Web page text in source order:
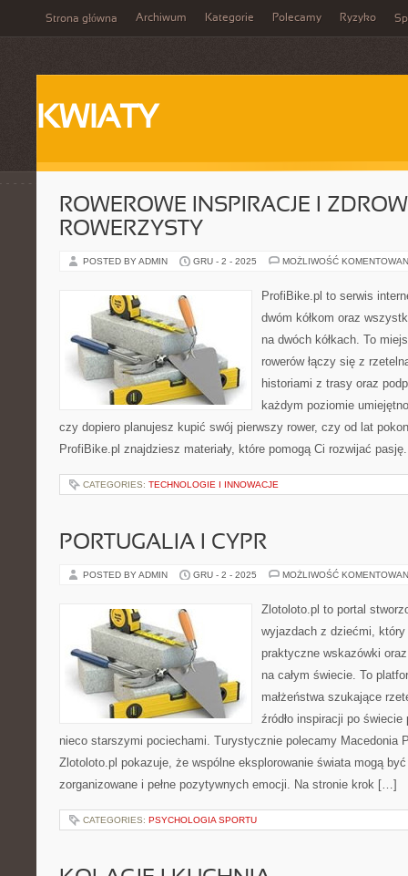
Strona główna Archiwum Kategorie Polecamy Ryzyko
KWIATY
ROWEROWE INSPIRACJE I
ROWERZYSTY
POSTED BY ADMIN GRU - 2 - 2025 MOŻLIWOŚĆ
ProfiBike.pl to serwis
dwóm kółkom oraz
na dwóch kółkach. To
rowerów łączy się z
historiami z trasy oraz
każdym poziomie
czy dopiero planujesz kupić swój pierwszy rower, czy od lat
ProfiBike.pl znajdziesz materiały, które pomogą Ci rozwijać
CATEGORIES: TECHNOLOGIE I INNOWACJE
PORTUGALIA I CYPR
POSTED BY ADMIN GRU - 2 - 2025 MOŻLIWOŚĆ
Zlotoloto.pl to portal
wyjazdach z dziećmi, który
praktyczne wskazówki
na całym świecie. To
małżeństwa szukające
źródło inspiracji po
nieco starszymi pociechami. Turystycznie polecamy Macedonia
Zlotoloto.pl pokazuje, że wspólne eksplorowanie świata mogą
zorganizowane i pełne pozytywnych emocji. Na stronie krok […]
CATEGORIES: PSYCHOLOGIA SPORTU